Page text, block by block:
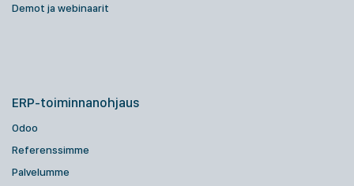
Demot ja webinaarit
ERP-toiminnanohjaus
Odoo
Referenssimme
Palvelumme